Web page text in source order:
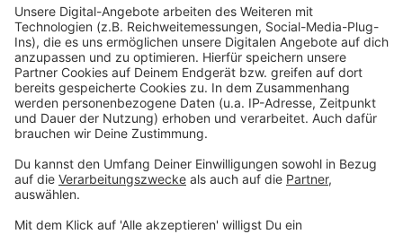
Die Fanzonen sind so gestaltet, dass Sie alle nutzen
können. Neben barrierefreien Plätzen gibt es auch
barrierefreie und genderneutrale Toiletten. Außerdem
gibt es für die Spiele eine Audiodeskription über eine
App. Ausgewählte Spiele werden auch durch
Anzeige